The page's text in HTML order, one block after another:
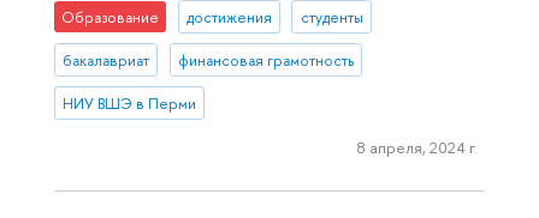
Образование достижения студенты
бакалавриат финансовая грамотность
НИУ ВШЭ в Перми
8 апреля, 2024 г.